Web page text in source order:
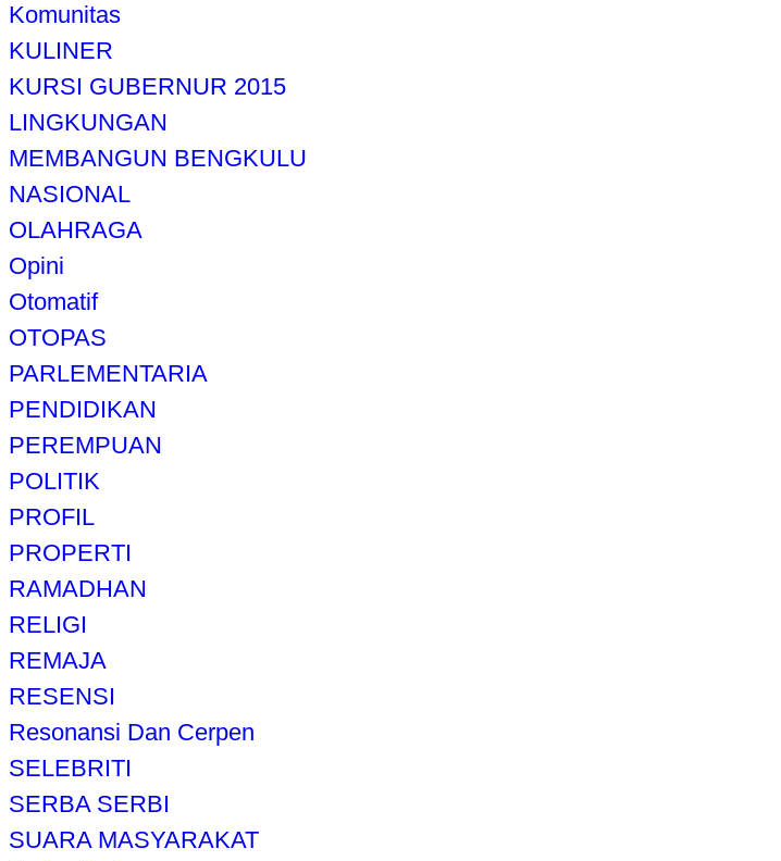
Komunitas
KULINER
KURSI GUBERNUR 2015
LINGKUNGAN
MEMBANGUN BENGKULU
NASIONAL
OLAHRAGA
Opini
Otomatif
OTOPAS
PARLEMENTARIA
PENDIDIKAN
PEREMPUAN
POLITIK
PROFIL
PROPERTI
RAMADHAN
RELIGI
REMAJA
RESENSI
Resonansi Dan Cerpen
SELEBRITI
SERBA SERBI
SUARA MASYARAKAT